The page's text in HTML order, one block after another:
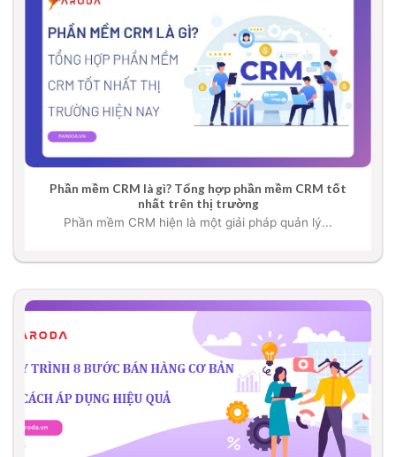
Phần mềm CRM là gì? Tổng hợp phần mềm CRM tốt
nhất trên thị trường
Phần mềm CRM hiện là một giải pháp quản lý...